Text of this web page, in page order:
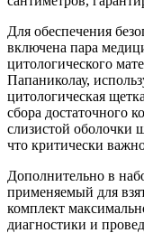
Для обеспечения
включена пара
цитологического
Папаниколау,
цитологическая
сбора достаточного
слизистой оболочки
что критически
Дополнительно в
применяемый для
комплект
диагностики и